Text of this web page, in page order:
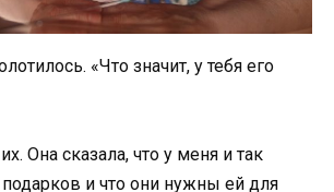
«Что значит, у тебя его
Она сказала, что у меня и так
и что они нужны ей для